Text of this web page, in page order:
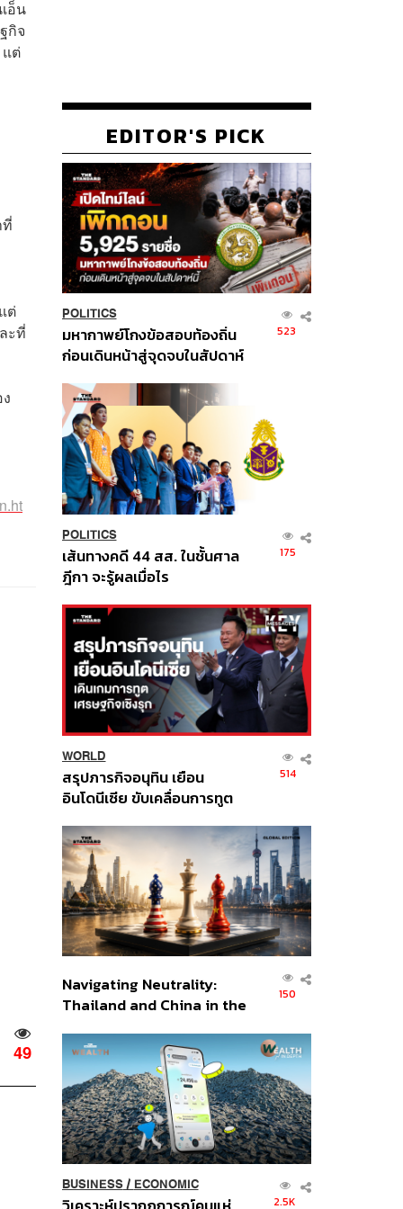
อ็น
กิจ
ต่
ต่
ะที่
49
EDITOR'S PICK
POLITICS
มหากาพย์โกงข้อสอบท้องถิ่น
ก่อนเดินหน้าสู่จุดจบในสัปดาห์
523
POLITICS
เส้นทางคดี 44 สส. ในชั้นศาล
ฎีกา จะรู้ผลเมื่อไร
175
WORLD
สรุปภารกิจอนุทิน เยือน
อินโดนีเซีย ขับเคลื่อนการทูต
ส่วนยุทธศาสตร์ไทย –
อินโดนีเซีย
514
Navigating Neutrality:
Thailand and China in the
Order
150
BUSINESS/ ECONOMIC
2.5K